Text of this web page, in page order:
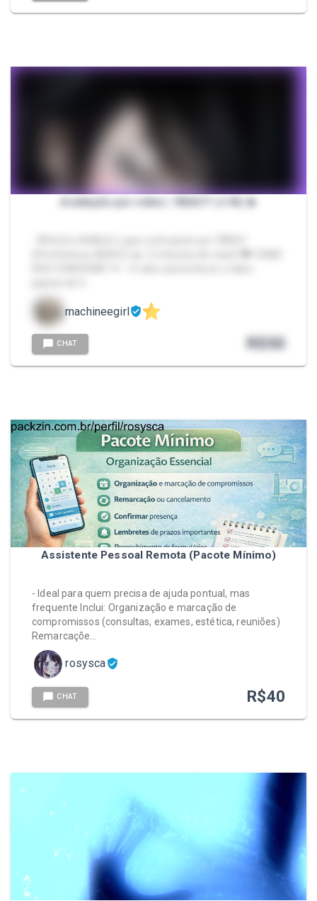
Avaliação por vídeo / REACT (+18) 🔥
machineegirl
CHAT R$50
Assistente Pessoal Remota (Pacote Mínimo)
- Ideal para quem precisa de ajuda pontual, mas
frequente Inclui: Organização e marcação de
compromissos (consultas, exames, estética, reuniões)
Remarcaçõe…
rosysca
CHAT R$40